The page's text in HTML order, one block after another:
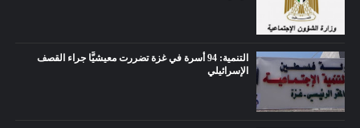
التنمية: 94 أسرة في غزة تضررت معيشيًّا جراء القصف
الإسرائيلي